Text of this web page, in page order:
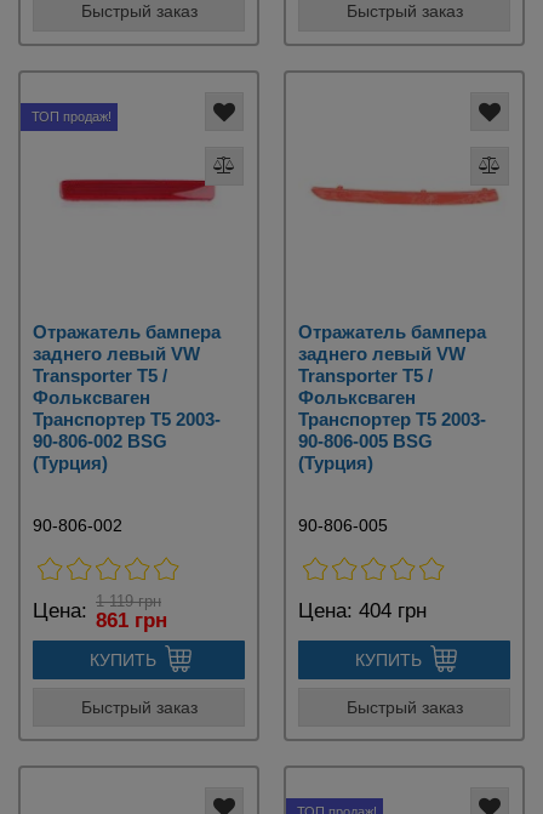
Быстрый заказ Быстрый заказ
ТОП продаж!
Отражатель бампера
заднего левый VW
Transporter T5 /
Фольксваген
Транспортер Т5 2003-
90-806-002 BSG
(Турция)
90-806-002
Цена: 1 119 грн
861 грн
КУПИТЬ
Быстрый заказ
Отражатель бампера
заднего левый VW
Transporter T5 /
Фольксваген
Транспортер Т5 2003-
90-806-005 BSG
(Турция)
90-806-005
Цена: 404 грн
КУПИТЬ
Быстрый заказ